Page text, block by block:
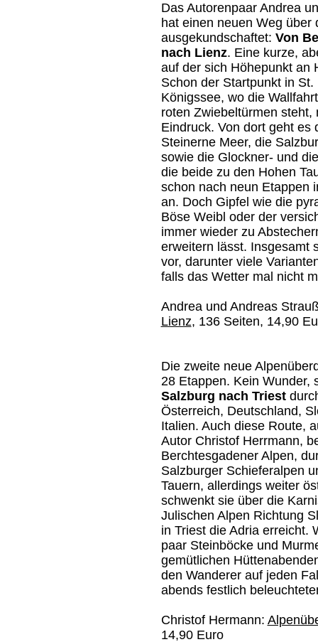
Das Autorenpaar Andrea
hat einen neuen Weg über
ausgekundschaftet: Von
nach Lienz. Eine kurze,
auf der sich Höhepunkt an
Schon der Startpunkt in
Königssee, wo die
roten Zwiebeltürmen steht,
Eindruck. Von dort geht es
Steinerne Meer, die
sowie die Glockner- und
die beide zu den Hohen
schon nach neun Etappen
an. Doch Gipfel wie die
Böse Weibl oder der
immer wieder zu
erweitern lässt. Insgesamt
vor, darunter viele
falls das Wetter mal nicht
Andrea und Andreas
Lienz, 136 Seiten, 14,90
Die zweite neue
28 Etappen. Kein Wunder,
Salzburg nach Triest
Österreich, Deutschland,
Italien. Auch diese Route,
Autor Christof Herrmann,
Berchtesgadener Alpen,
Salzburger Schieferalpen
Tauern, allerdings weiter
schwenkt sie über die
Julischen Alpen Richtung
in Triest die Adria erreicht.
paar Steinböcke und
gemütlichen
den Wanderer auf jeden
abends festlich
Christof Hermann:
14,90 Euro